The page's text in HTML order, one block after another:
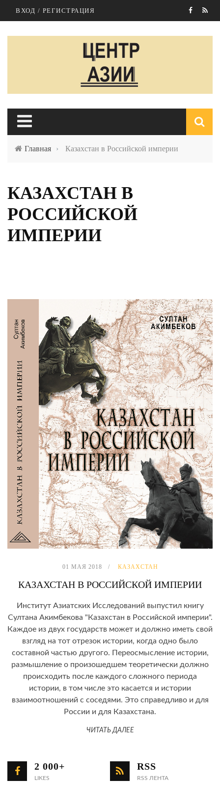
ВХОД / РЕГИСТРАЦИЯ
Главная › Казахстан в Российской империи
КАЗАХСТАН В
РОССИЙСКОЙ
ИМПЕРИИ
01 МАЯ 2018 КАЗАХСТАН
КАЗАХСТАН В РОССИЙСКОЙ ИМПЕРИИ
Институт Азиатских Исследований выпустил книгу
Султана Акимбекова "Казахстан в Российской империи".
Каждое из двух государств может и должно иметь свой
взгляд на тот отрезок истории, когда одно было
составной частью другого. Переосмысление истории,
размышление о произошедшем теоретически должно
происходить после каждого сложного периода
истории, в том числе это касается и истории
взаимоотношений с соседями. Это справедливо и для
России и для Казахстана.
ЧИТАТЬ ДАЛЕЕ
2 000+
LIKES
RSS
RSS ЛЕНТА